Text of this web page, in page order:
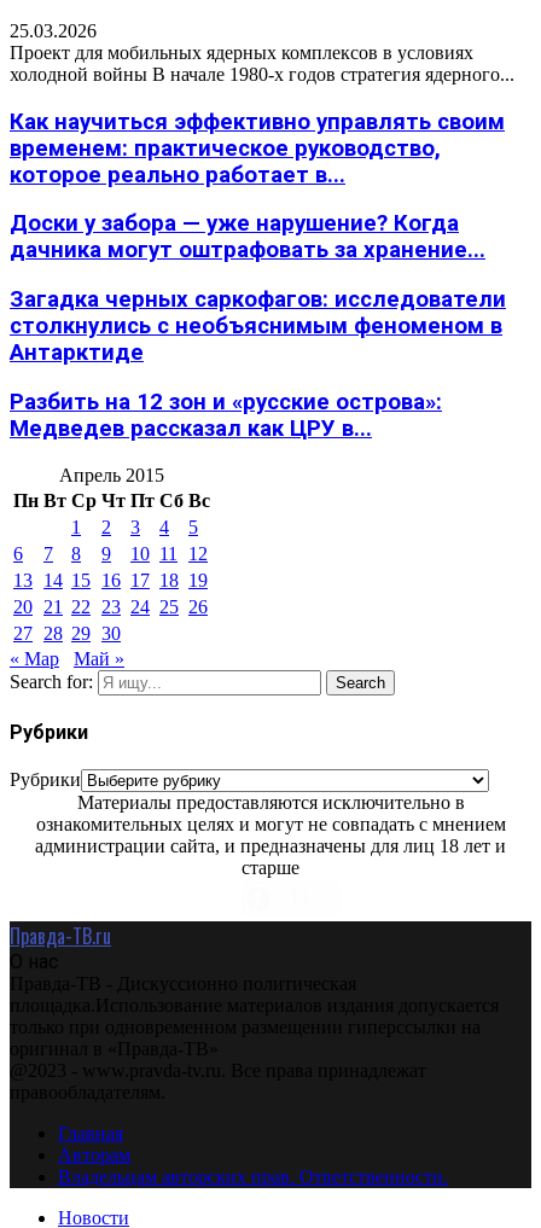
25.03.2026
Проект для мобильных ядерных комплексов в условиях
холодной войны В начале 1980-х годов стратегия ядерного...
Как научиться эффективно управлять своим
временем: практическое руководство,
которое реально работает в...
Доски у забора — уже нарушение? Когда
дачника могут оштрафовать за хранение...
Загадка черных саркофагов: исследователи
столкнулись с необъяснимым феноменом в
Антарктиде
Разбить на 12 зон и «русские острова»:
Медведев рассказал как ЦРУ в...
Апрель 2015
Пн Вт Ср Чт Пт Сб Вс
1
2 3 4
5
6
7 8 9 10 11
12
13 14 15 16 17 18 19
20 21 22 23 24 25 26
27 28 29 30
« Мар
Май »
Search for:
Search
Рубрики
Рубрики
Материалы предоставляются исключительно в
ознакомительных целях и могут не совпадать с мнением
администрации сайта, и предназначены для лиц 18 лет и
старше
Правда-ТВ.ru
О нас
Правда-ТВ - Дискуссионно политическая
площадка.Использование материалов издания допускается
только при одновременном размещении гиперссылки на
оригинал в «Правда-ТВ»
@2023 - www.pravda-tv.ru. Все права принадлежат
правообладателям.
Главная
Авторам
Владельцам авторских прав. Ответственности.
Новости